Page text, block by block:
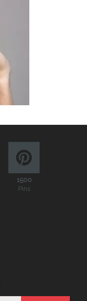
1500
Pins